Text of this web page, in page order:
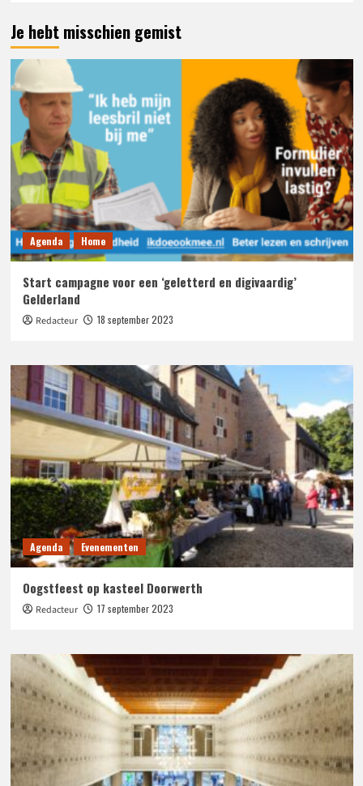
Je hebt misschien gemist
Agenda Home
Start campagne voor een ‘geletterd en digivaardig’
Gelderland
Redacteur 18 september 2023
Agenda Evenementen
Oogstfeest op kasteel Doorwerth
Redacteur 17 september 2023